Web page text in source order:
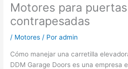
Motores para
contrapesadas
/ Motores / Poradmin
Cómo manejar una carretilla
DDM Garage Doors es una empresa